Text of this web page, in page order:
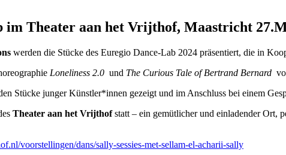
im Theater aan het Vrijthof, Maastricht
werden die Stücke des Euregio Dance-Lab 2024 präsentiert, die in
Loneliness 2.0 und The Curious Tale of Bertrand Bernard
Stücke junger Künstler*innen gezeigt und im Anschluss bei einem
Theater aan het Vrijthofstatt – ein gemütlicher und einladender Ort,
voorstellingen/dans/sally-sessies-met-sellam-el-acharii-sally